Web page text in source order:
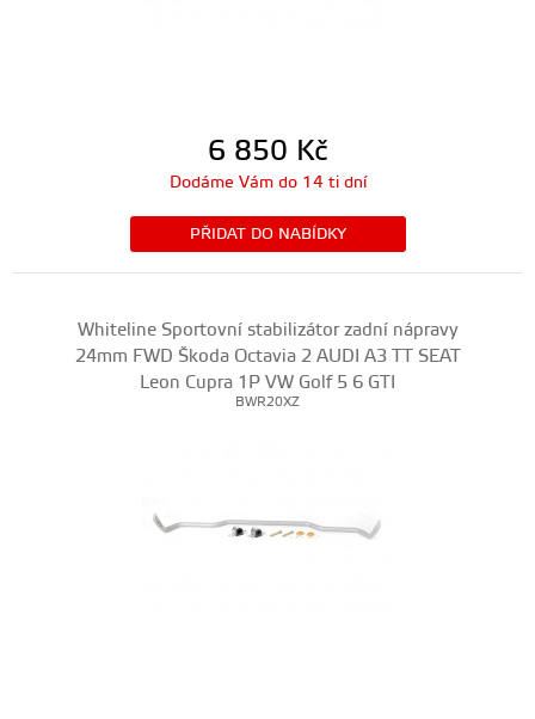
6 850 Kč
Dodáme Vám do 14 ti dní
PŘIDAT DO NABÍDKY
Whiteline Sportovní stabilizátor zadní nápravy
24mm FWD Škoda Octavia 2 AUDI A3 TT SEAT
Leon Cupra 1P VW Golf 5 6 GTI
BWR20XZ